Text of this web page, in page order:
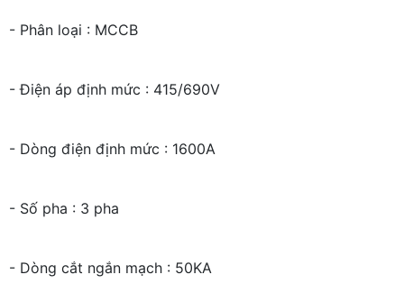
- Phân loại : MCCB
- Điện áp định mức : 415/690V
- Dòng điện định mức : 1600A
- Số pha : 3 pha
- Dòng cắt ngắn mạch : 50KA